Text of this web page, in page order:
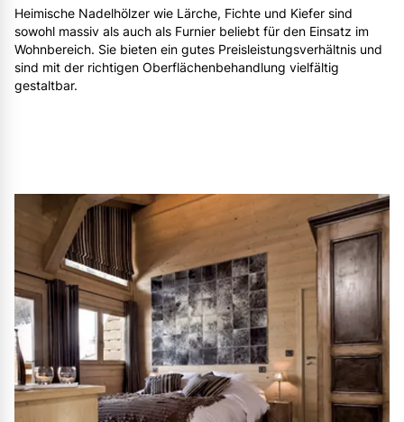
Heimische Nadelhölzer wie Lärche, Fichte und Kiefer sind
sowohl massiv als auch als Furnier beliebt für den Einsatz im
Wohnbereich. Sie bieten ein gutes Preisleistungsverhältnis und
sind mit der richtigen Oberflächenbehandlung vielfältig
gestaltbar.